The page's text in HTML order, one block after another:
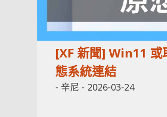
[XF 新聞] Win11
態系統連結
- 辛尼 - 2026-03-24